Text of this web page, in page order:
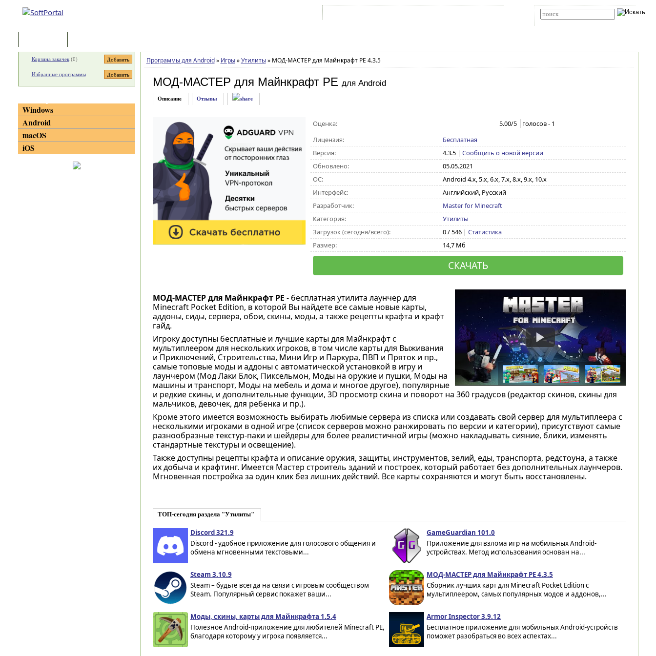
Программы для Android » Игры » Утилиты »МОД-МАСТЕР для Майнкрафт PE 4.3.5
МОД-МАСТЕР для Майнкрафт PE для Android
Описание Отзывы
Оценка: 5.00/5 голосов - 1
Лицензия:
Бесплатная
Версия:
4.3.5| Сообщить о новой версии
Обновлено:
05.05.2021
ОС:
Android 4.x, 5.x, 6.x, 7.x, 8.x, 9.x, 10.x
Интерфейс:
Английский, Русский
Разработчик:
Master for Minecraft
Категория:
Утилиты
Загрузок (сегодня/всего):
0 / 546 | Статистика
Размер:
14,7 Мб
СКАЧАТЬ
МОД-МАСТЕР для Майнкрафт PE - бесплатная утилита лаунчер для
Minecraft Pocket Edition, в которой Вы найдете все самые новые карты,
аддоны, сиды, сервера, обои, скины, моды, а также рецепты крафта и крафт
гайд.
Игроку доступны бесплатные и лучшие карты для Майнкрафт с
мультиплеером для нескольких игроков, в том числе карты для Выживания
и Приключений, Строительства, Мини Игр и Паркура, ПВП и Пряток и пр.,
самые топовые моды и аддоны с автоматической установкой в игру и
лаунчером (Мод Лаки Блок, Пиксельмон, Моды на оружие и пушки, Моды на
машины и транспорт, Моды на мебель и дома и многое другое), популярные
и редкие скины, и дополнительные функции, 3D просмотр скина и поворот на 360 градусов (редактор скинов, скины для
мальчиков, девочек, для ребенка и пр.).
Кроме этого имеется возможность выбирать любимые сервера из списка или создавать свой сервер для мультиплеера с
несколькими игроками в одной игре (список серверов можно ранжировать по версии и категории), присутствуют самые
разнообразные текстур-паки и шейдеры для более реалистичной игры (можно накладывать сияние, блики, изменять
стандартные текстуры и освещение).
Также доступны рецепты крафта и описание оружия, защиты, инструментов, зелий, еды, транспорта, редстоуна, а также
их добыча и крафтинг. Имеется Мастер строитель зданий и построек, который работает без дополнительных лаунчеров.
Мгновенная постройка за один клик без лишних действий. Все карты сохраняются и могут быть восстановлены.
ТОП-сегодня раздела "Утилиты"
Discord 321.9
Discord - удобное приложение для голосового общения и
обмена мгновенными текстовыми...
GameGuardian 101.0
Приложение для взлома игр на мобильных Android-
устройствах. Метод использования основан на...
Steam 3.10.9
Steam – будьте всегда на связи с игровым сообществом
Steam. Популярный сервис покажет ваши...
МОД-МАСТЕР для Майнкрафт PE 4.3.5
Сборник лучших карт для Minecraft Pocket Edition с
мультиплеером, самых популярных модов и аддонов,...
Моды, скины, карты для Майнкрафта 1.5.4
Полезное Android-приложение для любителей Minecraft РЕ,
благодаря которому у игрока появляется...
Armor Inspector 3.9.12
Бесплатное приложение для мобильных Android-устройств
поможет разобраться во всех аспектах...
Корзина закачек(0)
Избранные программы
Windows
Android
macOS
iOS